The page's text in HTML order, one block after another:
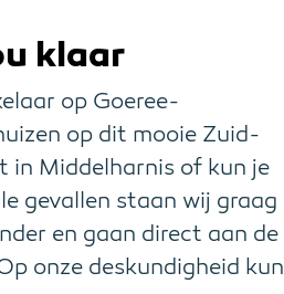
klaar
op Goeree-
op dit mooie Zuid-
in Middelharnis of kun je
gevallen staan wij graag
en gaan direct aan de
onze deskundigheid kun